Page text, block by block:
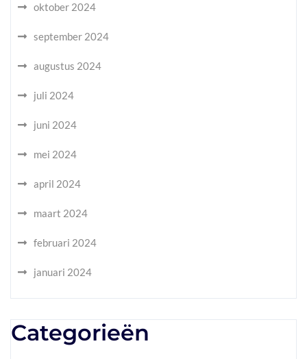
oktober 2024
september 2024
augustus 2024
juli 2024
juni 2024
mei 2024
april 2024
maart 2024
februari 2024
januari 2024
Categorieën